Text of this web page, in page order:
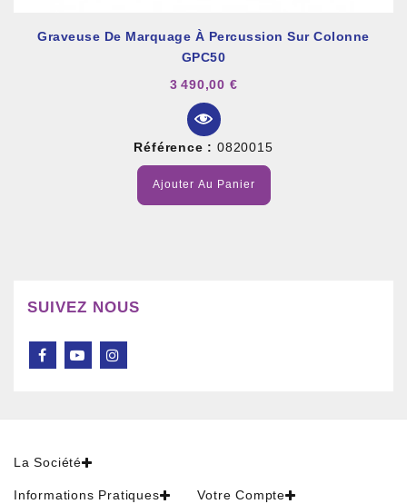
Graveuse De Marquage À Percussion Sur Colonne
GPC50
3 490,00 €
Référence : 0820015
Ajouter Au Panier
SUIVEZ NOUS
La Société
Informations Pratiques Votre Compte